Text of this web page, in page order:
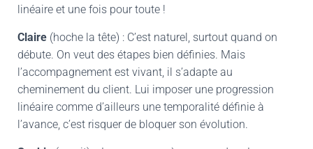
linéaire et une fois pour toute !
Claire (hoche la tête) : C’est naturel, surtout quand on
débute. On veut des étapes bien définies. Mais
l’accompagnement est vivant, il s’adapte au
cheminement du client. Lui imposer une progression
linéaire comme d’ailleurs une temporalité définie à
l’avance, c’est risquer de bloquer son évolution.